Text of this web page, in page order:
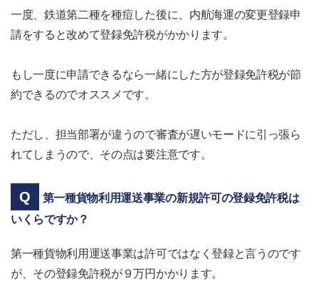
一度、鉄道第二種を種痘した後に、内航海運の変更登録申
請をすると改めて登録免許税がかかります。
もし一度に申請できるなら一緒にした方が登録免許税が節
約できるのでオススメです。
ただし、担当部署が違うので審査が遅いモードに引っ張ら
れてしまうので、その点は要注意です。
第一種貨物利用運送事業の新規許可の登録免許税は
いくらですか？
第一種貨物利用運送事業は許可ではなく登録と言うのです
が、その登録免許税が９万円かかります。